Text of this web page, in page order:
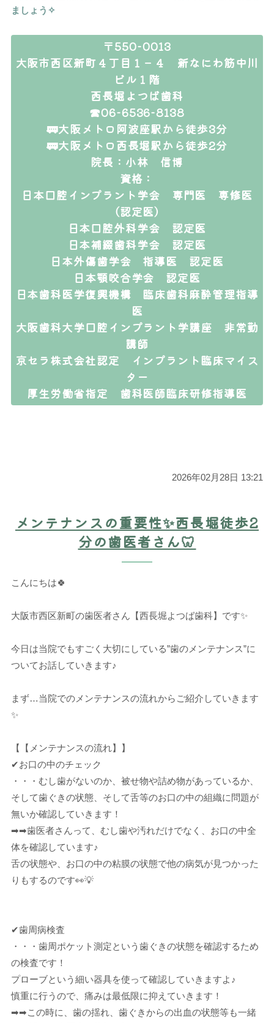
ましょう✧
〒550-0013
大阪市西区新町４丁目１－４ 新なにわ筋中川
ビル１階
西長堀よつば歯科
☎06-6536-8138
🚃大阪メトロ阿波座駅から徒歩3分
🚃大阪メトロ西長堀駅から徒歩2分
院長：小林 信博
資格：
日本口腔インプラント学会 専門医 専修医
（認定医）
日本口腔外科学会 認定医
日本補綴歯科学会 認定医
日本外傷歯学会 指導医 認定医
日本顎咬合学会 認定医
日本歯科医学復興機構 臨床歯科麻酔管理指導
医
大阪歯科大学口腔インプラント学講座 非常勤
講師
京セラ株式会社認定 インプラント臨床マイス
ター
厚生労働省指定 歯科医師臨床研修指導医
2026年02月28日 13:21
メンテナンスの重要性✨西長堀徒歩2
分の歯医者さん🦷
こんにちは🍀
大阪市西区新町の歯医者さん【西長堀よつば歯科】です✨
今日は当院でもすごく大切にしている”歯のメンテナンス”に
ついてお話していきます♪
まず…当院でのメンテナンスの流れからご紹介していきます
✨
【【メンテナンスの流れ】】
✔お口の中のチェック
・・・むし歯がないのか、被せ物や詰め物があっているか、
そして歯ぐきの状態、そして舌等のお口の中の組織に問題が
無いか確認していきます！
➡➡歯医者さんって、むし歯や汚れだけでなく、お口の中全
体を確認しています♪
舌の状態や、お口の中の粘膜の状態で他の病気が見つかった
りもするのです👀💡
✔歯周病検査
・・・歯周ポケット測定という歯ぐきの状態を確認するため
の検査です！
プローブという細い器具を使って確認していきますよ♪
慎重に行うので、痛みは最低限に抑えていきます！
➡➡この時に、歯の揺れ、歯ぐきからの出血の状態等も一緒